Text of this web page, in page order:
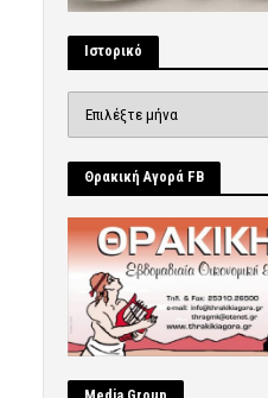
Ιστορικό
Θρακική Αγορά FB